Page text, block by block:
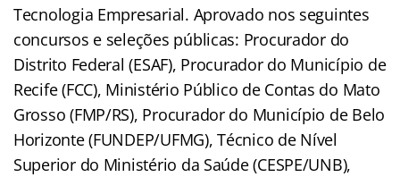
Tecnologia Empresarial. Aprovado nos seguintes
concursos e seleções públicas: Procurador do
Distrito Federal (ESAF), Procurador do Município de
Recife (FCC), Ministério Público de Contas do Mato
Grosso (FMP/RS), Procurador do Município de Belo
Horizonte (FUNDEP/UFMG), Técnico de Nível
Superior do Ministério da Saúde (CESPE/UNB),